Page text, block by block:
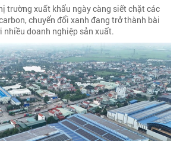
trường xuất khẩu ngày càng siết chặt các
chuyển đổi xanh đang trở thành bài
nhiều doanh nghiệp sản xuất.